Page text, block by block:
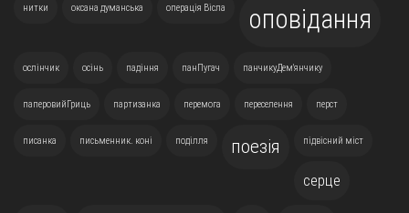
нитки оксана думанська операція Вісла оповідання
ослінчик осінь падіння панПугач панчикуДем'янчику
паперовийГриць партизанка перемога переселення перст
писанка письменник. коні поділля поезія підвісний міст
серце